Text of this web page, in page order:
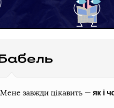
Мене завжди цікавить — як і